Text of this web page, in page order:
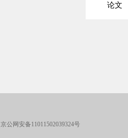
论文
京公网安备11011502039324号